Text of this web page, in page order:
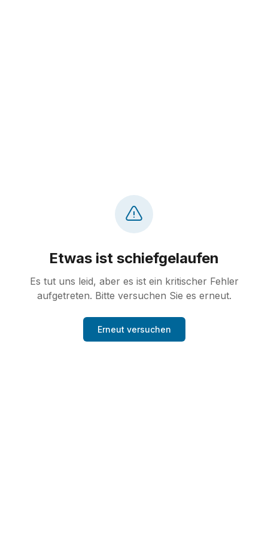
Etwas ist schiefgelaufen
Es tut uns leid, aber es ist ein kritischer Fehler
aufgetreten. Bitte versuchen Sie es erneut.
Erneut versuchen